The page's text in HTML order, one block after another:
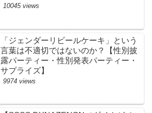
伏線まとめ】
10045 views
「ジェンダーリビールケーキ」という
言葉は不適切ではないのか？【性別披
露パーティー・性別発表パーティー・
サプライズ】
9974 views